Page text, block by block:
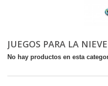
JUEGOS PARA LA NIEVE
No hay productos en esta